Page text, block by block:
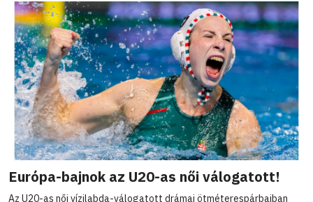
Európa-bajnok az U20-as női válogatott!
Az U20-as női vízilabda-válogatott drámai ötméterespárbajban